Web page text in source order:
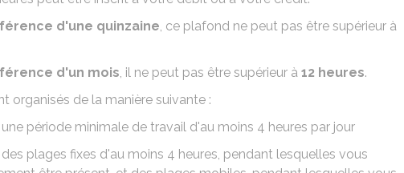
d'une quinzaine, ce plafond ne peut pas être supérieur à
d'un mois, il ne peut pas être supérieur à 12 heures.
organisés de la manière suivante :
période minimale de travail d'au moins 4 heures par jour
plages fixes d'au moins 4 heures, pendant lesquelles vous